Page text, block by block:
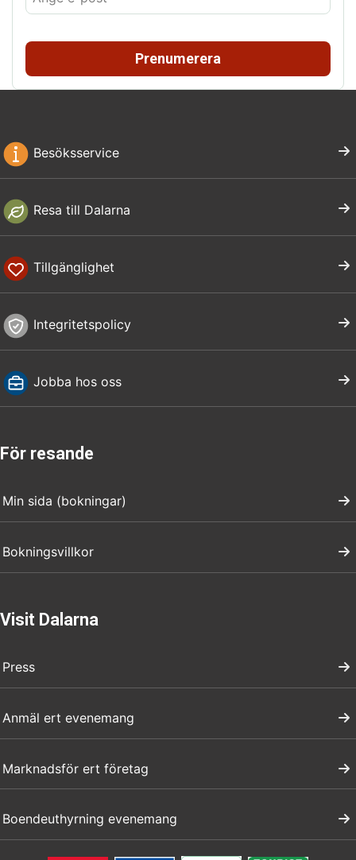
Prenumerera
Besöksservice
Resa till Dalarna
Tillgänglighet
Integritetspolicy
Jobba hos oss
För resande
Min sida (bokningar)
Bokningsvillkor
Visit Dalarna
Press
Anmäl ert evenemang
Marknadsför ert företag
Boendeuthyrning evenemang